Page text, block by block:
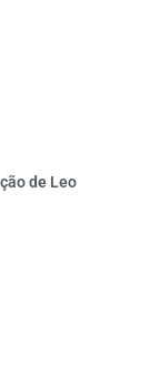
de Leo